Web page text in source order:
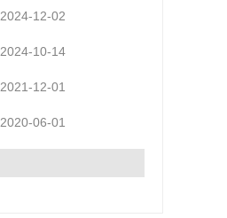
2024-12-02
2024-10-14
2021-12-01
2020-06-01